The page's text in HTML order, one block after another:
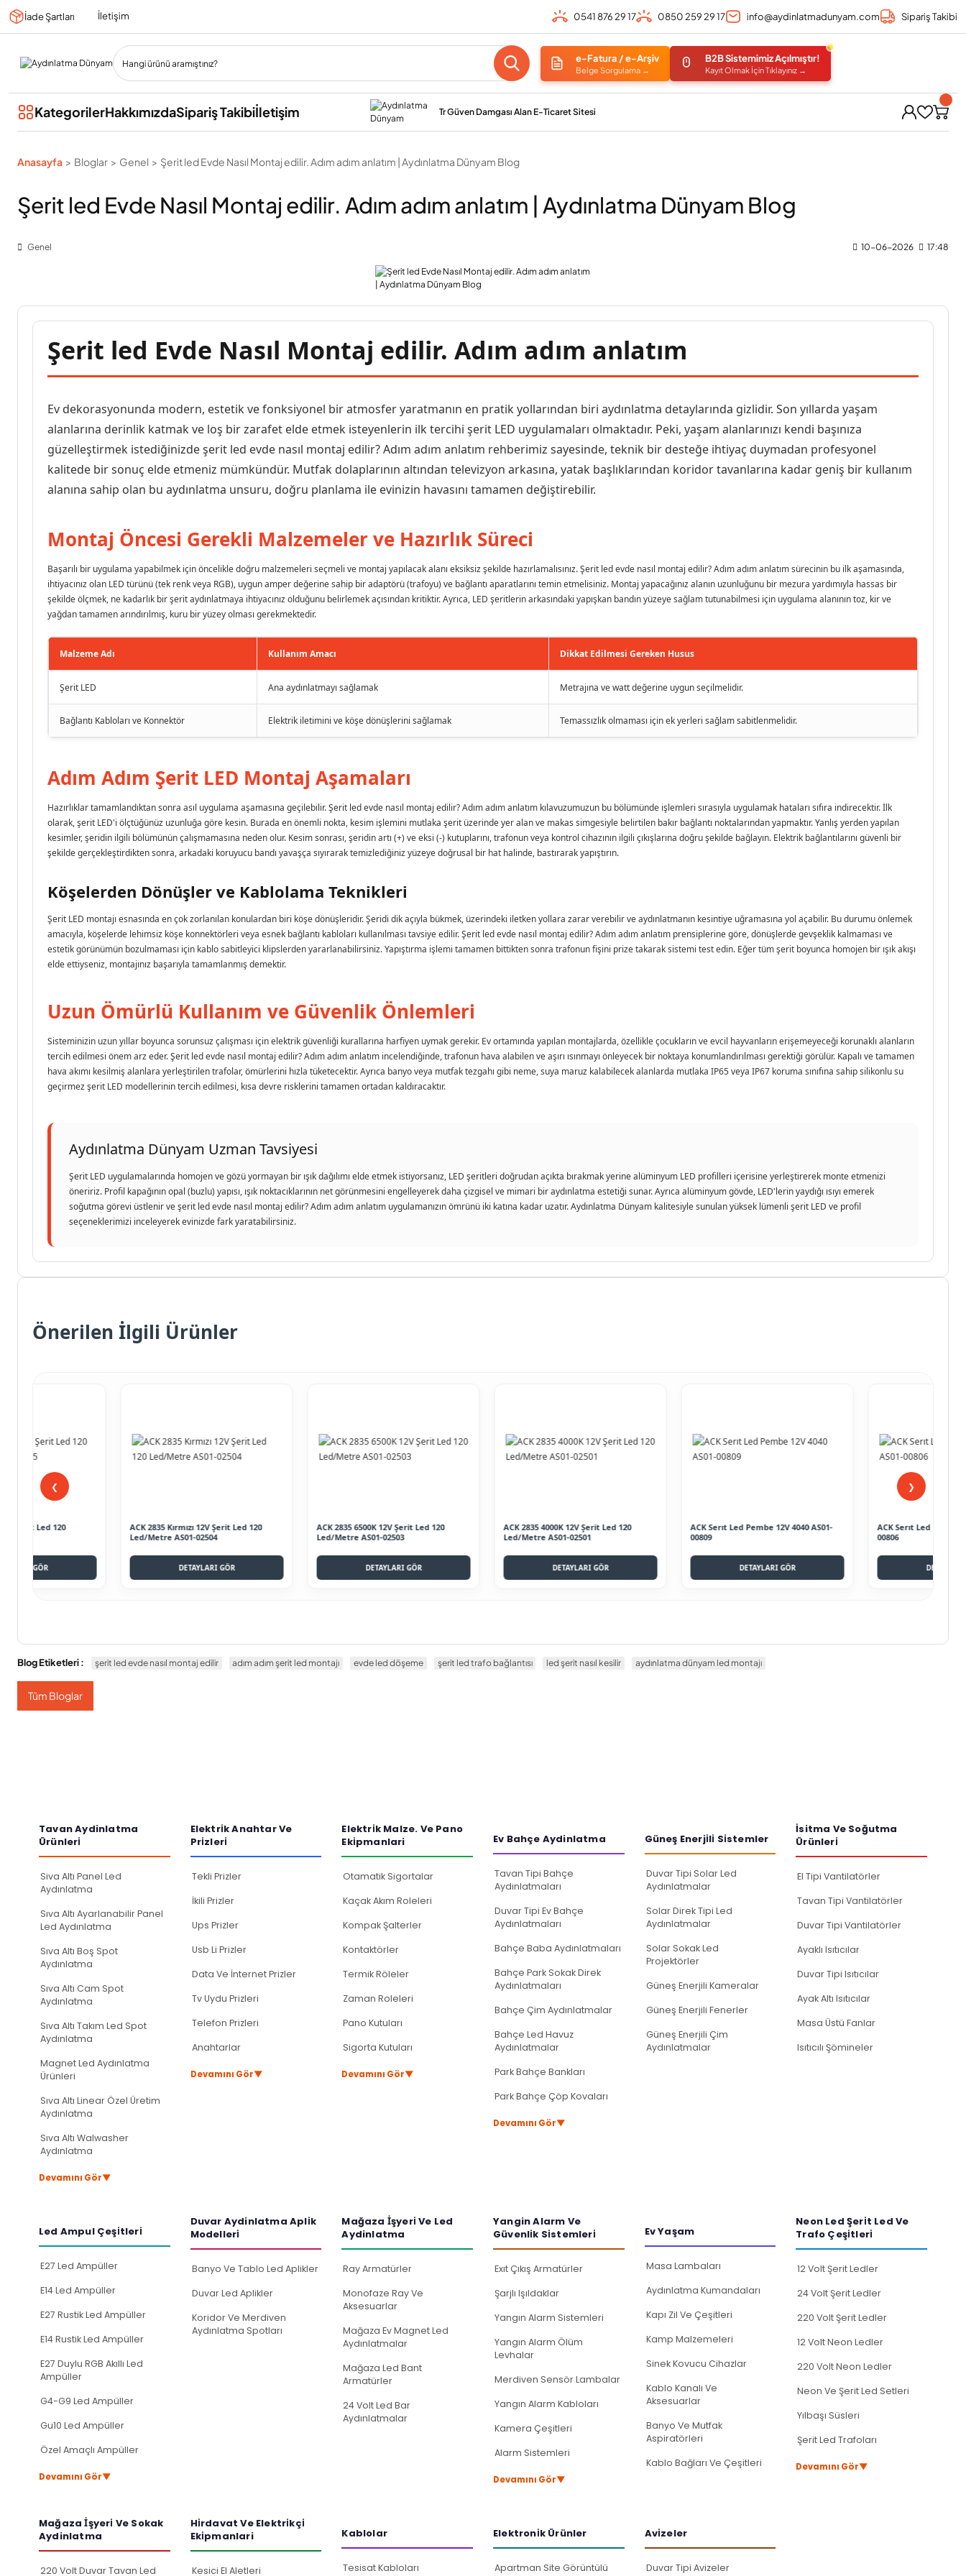
İade Şartları İletişim 0541 876 29 17 0850 259 29 17 info@aydinlatmadunyam.com Sipariş Takibi
e-Fatura / e-Arşiv
Belge Sorgulama →
B2B Sistemimiz Açılmıştır!
Kayıt Olmak İçin Tıklayınız →
KategorilerHakkımızdaSipariş Takibiİletişim Tr Güven Damgası Alan E-Ticaret Sitesi
Anasayfa Bloglar Genel Şerit led Evde Nasıl Montaj edilir. Adım adım anlatım | Aydınlatma Dünyam Blog
Şerit led Evde Nasıl Montaj edilir. Adım adım anlatım | Aydınlatma Dünyam Blog
Genel 10-06-2026 17:48
Şerit led Evde Nasıl Montaj edilir. Adım adım anlatım
Ev dekorasyonunda modern, estetik ve fonksiyonel bir atmosfer yaratmanın en pratik yollarından biri aydınlatma detaylarında gizlidir. Son yıllarda yaşam
alanlarına derinlik katmak ve loş bir zarafet elde etmek isteyenlerin ilk tercihi şerit LED uygulamaları olmaktadır. Peki, yaşam alanlarınızı kendi başınıza
güzelleştirmek istediğinizde şerit led evde nasıl montaj edilir? Adım adım anlatım rehberimiz sayesinde, teknik bir desteğe ihtiyaç duymadan profesyonel
kalitede bir sonuç elde etmeniz mümkündür. Mutfak dolaplarının altından televizyon arkasına, yatak başlıklarından koridor tavanlarına kadar geniş bir kullanım
alanına sahip olan bu aydınlatma unsuru, doğru planlama ile evinizin havasını tamamen değiştirebilir.
Montaj Öncesi Gerekli Malzemeler ve Hazırlık Süreci
Başarılı bir uygulama yapabilmek için öncelikle doğru malzemeleri seçmeli ve montaj yapılacak alanı eksiksiz şekilde hazırlamalısınız. Şerit led evde nasıl montaj edilir? Adım adım anlatım sürecinin bu ilk aşamasında,
ihtiyacınız olan LED türünü (tek renk veya RGB), uygun amper değerine sahip bir adaptörü (trafoyu) ve bağlantı aparatlarını temin etmelisiniz. Montaj yapacağınız alanın uzunluğunu bir mezura yardımıyla hassas bir
şekilde ölçmek, ne kadarlık bir şerit aydınlatmaya ihtiyacınız olduğunu belirlemek açısından kritiktir. Ayrıca, LED şeritlerin arkasındaki yapışkan bandın yüzeye sağlam tutunabilmesi için uygulama alanının toz, kir ve
yağdan tamamen arındırılmış, kuru bir yüzey olması gerekmektedir.
Malzeme Adı Kullanım Amacı Dikkat Edilmesi Gereken Husus
Şerit LED Ana aydınlatmayı sağlamak Metrajına ve watt değerine uygun seçilmelidir.
Bağlantı Kabloları ve Konnektör Elektrik iletimini ve köşe dönüşlerini sağlamak Temassızlık olmaması için ek yerleri sağlam sabitlenmelidir.
Adım Adım Şerit LED Montaj Aşamaları
Hazırlıklar tamamlandıktan sonra asıl uygulama aşamasına geçilebilir. Şerit led evde nasıl montaj edilir? Adım adım anlatım kılavuzumuzun bu bölümünde işlemleri sırasıyla uygulamak hataları sıfıra indirecektir. İlk
olarak, şerit LED'i ölçtüğünüz uzunluğa göre kesin. Burada en önemli nokta, kesim işlemini mutlaka şerit üzerinde yer alan ve makas simgesiyle belirtilen bakır bağlantı noktalarından yapmaktır. Yanlış yerden yapılan
kesimler, şeridin ilgili bölümünün çalışmamasına neden olur. Kesim sonrası, şeridin artı (+) ve eksi (-) kutuplarını, trafonun veya kontrol cihazının ilgili çıkışlarına doğru şekilde bağlayın. Elektrik bağlantılarını güvenli bir
şekilde gerçekleştirdikten sonra, arkadaki koruyucu bandı yavaşça sıyırarak temizlediğiniz yüzeye doğrusal bir hat halinde, bastırarak yapıştırın.
Köşelerden Dönüşler ve Kablolama Teknikleri
Şerit LED montajı esnasında en çok zorlanılan konulardan biri köşe dönüşleridir. Şeridi dik açıyla bükmek, üzerindeki iletken yollara zarar verebilir ve aydınlatmanın kesintiye uğramasına yol açabilir. Bu durumu önlemek
amacıyla, köşelerde lehimsiz köşe konnektörleri veya esnek bağlantı kabloları kullanılması tavsiye edilir. Şerit led evde nasıl montaj edilir? Adım adım anlatım prensiplerine göre, dönüşlerde gevşeklik kalmaması ve
estetik görünümün bozulmaması için kablo sabitleyici klipslerden yararlanabilirsiniz. Yapıştırma işlemi tamamen bittikten sonra trafonun fişini prize takarak sistemi test edin. Eğer tüm şerit boyunca homojen bir ışık akışı
elde ettiyseniz, montajınız başarıyla tamamlanmış demektir.
Uzun Ömürlü Kullanım ve Güvenlik Önlemleri
Sisteminizin uzun yıllar boyunca sorunsuz çalışması için elektrik güvenliği kurallarına harfiyen uymak gerekir. Ev ortamında yapılan montajlarda, özellikle çocukların ve evcil hayvanların erişemeyeceği korunaklı alanların
tercih edilmesi önem arz eder. Şerit led evde nasıl montaj edilir? Adım adım anlatım incelendiğinde, trafonun hava alabilen ve aşırı ısınmayı önleyecek bir noktaya konumlandırılması gerektiği görülür. Kapalı ve tamamen
hava akımı kesilmiş alanlara yerleştirilen trafolar, ömürlerini hızla tüketecektir. Ayrıca banyo veya mutfak tezgahı gibi neme, suya maruz kalabilecek alanlarda mutlaka IP65 veya IP67 koruma sınıfına sahip silikonlu su
geçirmez şerit LED modellerinin tercih edilmesi, kısa devre risklerini tamamen ortadan kaldıracaktır.
Aydınlatma Dünyam Uzman Tavsiyesi
Şerit LED uygulamalarında homojen ve gözü yormayan bir ışık dağılımı elde etmek istiyorsanız, LED şeritleri doğrudan açıkta bırakmak yerine alüminyum LED profilleri içerisine yerleştirerek monte etmenizi
öneririz. Profil kapağının opal (buzlu) yapısı, ışık noktacıklarının net görünmesini engelleyerek daha çizgisel ve mimari bir aydınlatma estetiği sunar. Ayrıca alüminyum gövde, LED'lerin yaydığı ısıyı emerek
soğutma görevi üstlenir ve şerit led evde nasıl montaj edilir? Adım adım anlatım uygulamanızın ömrünü iki katına kadar uzatır. Aydınlatma Dünyam kalitesiyle sunulan yüksek lümenli şerit LED ve profil
seçeneklerimizi inceleyerek evinizde fark yaratabilirsiniz.
Önerilen İlgili Ürünler
❮ ❯
ACK 2835 Kırmızı 12V Şerit Led 120
Led/Metre AS01-02504
ACK 2835 6500K 12V Şerit Led 120
Led/Metre AS01-02503
ACK 2835 4000K 12V Şerit Led 120
Led/Metre AS01-02501
ACK Serıt Led Pembe 12V 4040 AS01-
ACK Serıt Led Mavı 12V 4040 AS01-
Blog Etiketleri : şerit led evde nasıl montaj edilir adım adım şerit led montajı evde led döşeme şerit led trafo bağlantısı led şerit nasıl kesilir aydınlatma dünyam led montajı
Tüm Bloglar
Tavan Aydinlatma
Ürünleri̇
Siva Altı Panel Led
Aydınlatma
Sıva Altı Ayarlanabilir Panel
Led Aydınlatma
Sıva Altı Boş Spot
Aydınlatma
Sıva Altı Cam Spot
Aydınlatma
Sıva Altı Takım Led Spot
Aydınlatma
Magnet Led Aydınlatma
Ürünleri
Sıva Altı Linear Özel Üretim
Aydınlatma
Sıva Altı Walwasher
Aydınlatma
Devamını Gör▼
Elektri̇k Anahtar Ve
Pri̇zleri̇
Tekli Prizler
İkili Prizler
Ups Prizler
Usb Li Prizler
Data Ve İnternet Prizler
Tv Uydu Prizleri
Telefon Prizleri
Anahtarlar
Devamını Gör▼
Elektri̇k Malze. Ve Pano
Eki̇pmanlari
Otamatik Sigortalar
Kaçak Akım Roleleri
Kompak Şalterler
Kontaktörler
Termik Röleler
Zaman Roleleri
Pano Kutuları
Sigorta Kutuları
Devamını Gör▼
Ev Bahçe Aydinlatma
Tavan Tipi Bahçe
Aydınlatmaları
Duvar Tipi Ev Bahçe
Aydınlatmaları
Bahçe Baba Aydınlatmaları
Bahçe Park Sokak Direk
Aydınlatmaları
Bahçe Çim Aydınlatmalar
Bahçe Led Havuz
Aydınlatmalar
Park Bahçe Bankları
Park Bahçe Çöp Kovaları
Devamını Gör▼
Güneş Enerji̇li̇ Si̇stemler
Duvar Tipi Solar Led
Aydınlatmalar
Solar Direk Tipi Led
Aydınlatmalar
Solar Sokak Led
Projektörler
Güneş Enerjili Kameralar
Güneş Enerjili Fenerler
Güneş Enerjili Çim
Aydınlatmalar
İsitma Ve Soğutma
Ürünleri̇
El Tipi Vantilatörler
Tavan Tipi Vantilatörler
Duvar Tipi Vantilatörler
Ayaklı Isıtıcılar
Duvar Tipi Isıtıcılar
Ayak Altı Isıtıcılar
Masa Üstü Fanlar
Isıtıcılı Şömineler
Led Ampul Çeşi̇tleri̇
E27 Led Ampüller
E14 Led Ampüller
E27 Rustik Led Ampüller
E14 Rustik Led Ampüller
E27 Duylu RGB Akıllı Led
Ampüller
G4-G9 Led Ampüller
Gu10 Led Ampüller
Özel Amaçlı Ampüller
Devamını Gör▼
Duvar Aydinlatma Apli̇k
Modelleri̇
Banyo Ve Tablo Led Aplikler
Duvar Led Aplikler
Koridor Ve Merdiven
Aydınlatma Spotları
Mağaza İ̇şyeri̇ Ve Led
Aydinlatma
Ray Armatürler
Monofaze Ray Ve
Aksesuarlar
Mağaza Ev Magnet Led
Aydınlatmalar
Mağaza Led Bant
Armatürler
24 Volt Led Bar
Aydınlatmalar
Yangin Alarm Ve
Güvenli̇k Si̇stemleri̇
Exıt Çıkış Armatürler
Şarjlı Işıldaklar
Yangın Alarm Sistemleri
Yangın Alarm Ölüm
Levhalar
Merdiven Sensör Lambalar
Yangın Alarm Kabloları
Kamera Çeşitleri
Alarm Sistemleri
Devamını Gör▼
Ev Yaşam
Masa Lambaları
Aydınlatma Kumandaları
Kapı Zil Ve Çeşitleri
Kamp Malzemeleri
Sinek Kovucu Cihazlar
Kablo Kanalı Ve
Aksesuarlar
Banyo Ve Mutfak
Aspiratörleri
Kablo Bağları Ve Çeşitleri
Neon Led Şeri̇t Led Ve
Trafo Çeşi̇tleri̇
12 Volt Şerit Ledler
24 Volt Şerit Ledler
220 Volt Şerit Ledler
12 Volt Neon Ledler
220 Volt Neon Ledler
Neon Ve Şerit Led Setleri
Yılbaşı Süsleri
Şerit Led Trafoları
Devamını Gör▼
Mağaza İ̇şyeri̇ Ve Sokak
Aydinlatma
220 Volt Duvar Tavan Led
Hi̇rdavat Ve Elektri̇kçi̇
Eki̇pmanlari
Kesici El Aletleri
Kablolar
Tesisat Kabloları
Elektroni̇k Ürünler
Apartman Site Görüntülü
Avi̇zeler
Duvar Tipi Avizeler